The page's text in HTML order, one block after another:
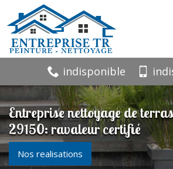
indisponible
Entreprise nettoyage de
29150: ravaleur certifié
Nos realisations